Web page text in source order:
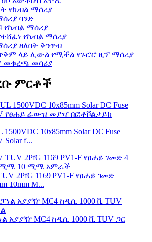
የኬብል ማሰሪያ
ባንድ
የኬብል ማሰሪያ
የኬብል ማሰሪያ
ዘለበት ቅንጥብ
ጥቅም ላይ ሊውል የሚችል የጉሮሮ ዚፕ ማሰሪያ
መቁረጫ መሳሪያ
ምርቶች
1500VDC 10x85mm Solar DC Fuse
Solar f...
2PfG 1169 PV1-F የፀሐይ ገመድ
10mm M...
አያያዥ MC4 ከዲሲ 1000 ቪ TUV ጋር